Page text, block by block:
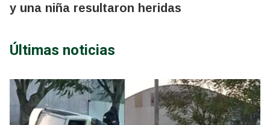
y una niña resultaron heridas
Últimas noticias